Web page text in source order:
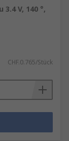
V, 140 °,
CHF.0.765/Stück